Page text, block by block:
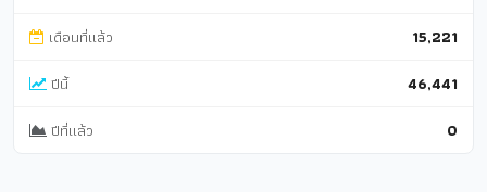
เดือนที่แล้ว
15,221
ปีนี้
46,441
ปีที่แล้ว
0